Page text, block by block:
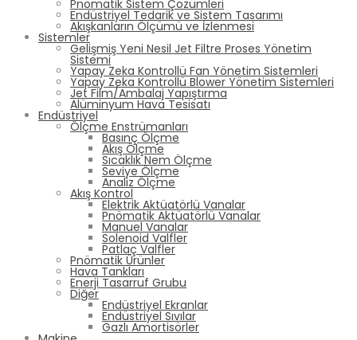
Pnömatik Sistem Çözümleri
Endüstriyel Tedarik ve Sistem Tasarımı
Akışkanların Ölçümü ve İzlenmesi
Sistemler
Gelişmiş Yeni Nesil Jet Filtre Proses Yönetim
Sistemi
Yapay Zeka Kontrollü Fan Yönetim Sistemleri
Yapay Zeka Kontrollü Blower Yönetim Sistemleri
Jet Film/Ambalaj Yapıştırma
Alüminyum Hava Tesisatı
Endüstriyel
Ölçme Enstrümanları
Basınç Ölçme
Akış Ölçme
Sıcaklık Nem Ölçme
Seviye Ölçme
Analiz Ölçme
Akış Kontrol
Elektrik Aktüatörlü Vanalar
Pnömatik Aktüatörlü Vanalar
Manuel Vanalar
Solenoid Valfler
Patlaç Valfler
Pnömatik Ürünler
Hava Tankları
Enerji Tasarruf Grubu
Diğer
Endüstriyel Ekranlar
Endüstriyel Sıvılar
Gazlı Amortisörler